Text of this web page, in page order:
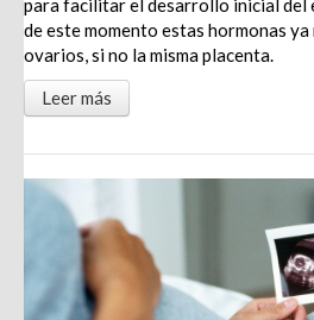
para facilitar el desarrollo inicial del
de este momento estas hormonas
ovarios, si no la misma placenta.
Leer más